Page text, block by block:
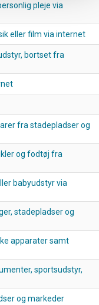
pleje via
eller film via internet
bortset fra
fra stadepladser og
og fodtøj fra
babyudstyr via
stadepladser og
apparater samt
sportsudstyr,
og markeder